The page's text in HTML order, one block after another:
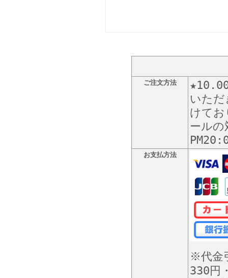
ご注文方法
いた
けて
ールの
お支払方法
※代金
330円